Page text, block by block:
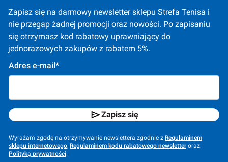
Zapisz się na darmowy newsletter sklepu Strefa Tenisa i
nie przegap żadnej promocji oraz nowości. Po zapisaniu
się otrzymasz kod rabatowy uprawniający do
jednorazowych zakupów z rabatem 5%.
Adres e-mail*
Zapisz się
Wyrażam zgodę na otrzymywanie newslettera zgodnie z Regulaminem
sklepu internetowego, Regulaminem kodu rabatowego newsletter oraz
Polityką prywatności.